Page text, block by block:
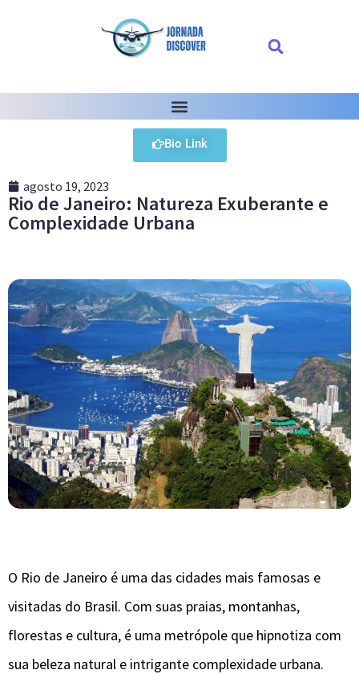
Bio Link
agosto 19, 2023
Rio de Janeiro: Natureza Exuberante e
Complexidade Urbana
O Rio de Janeiro é uma das cidades mais famosas e
visitadas do Brasil. Com suas praias, montanhas,
florestas e cultura, é uma metrópole que hipnotiza com
sua beleza natural e intrigante complexidade urbana.